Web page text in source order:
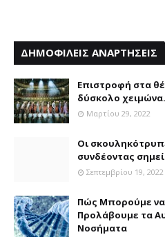
ΔΗΜΟΦΙΛΕΙΣ ΑΝΑΡΤΗΣΕΙΣ
Επιστροφή στα
δύσκολο
Μαρτίου 29, 2022
Οι
συνδέοντας
Σεπτεμβρίου 19, 2022
Πώς Μπορούμε να
Προλάβουμε τα
Νοσήματα